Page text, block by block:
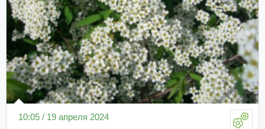
10:05 / 19 апреля 2024